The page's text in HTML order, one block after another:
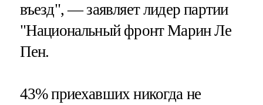
въезд", — заявляет лидер партии
"Национальный фронт Марин Ле
Пен.
43% приехавших никогда не